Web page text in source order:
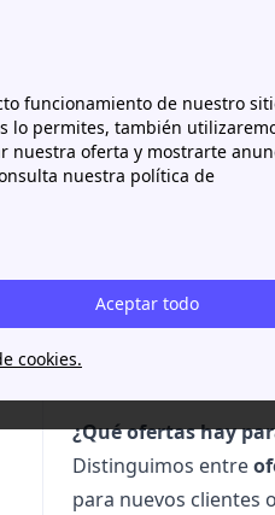
funcionamiento de nuestro
lo permites, también
nuestra oferta y mostrarte
nuestra política de
Aceptar todo
cookies.
fibra óptica?
¿Qué
[cta-webcallback
llamamos!" wcb-
contrata fibra
nuevas ofertas de
incluyen también los
¿Qué ofertas hay
Distinguimos entre
para nuevos clientes